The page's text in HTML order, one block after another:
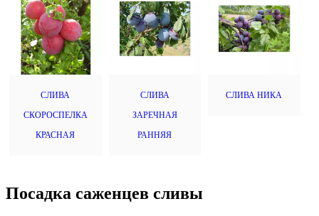
СЛИВА
СКОРОСПЕЛКА
КРАСНАЯ
СЛИВА
ЗАРЕЧНАЯ
РАННЯЯ
СЛИВА НИКА
Посадка саженцев сливы